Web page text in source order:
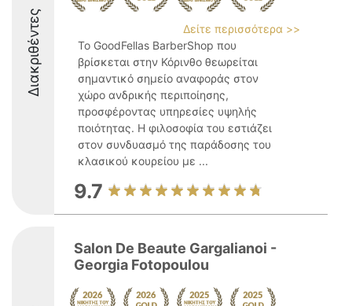
Διακριθέντες
Δείτε περισσότερα >>
Το GoodFellas BarberShop που
βρίσκεται στην Κόρινθο θεωρείται
σημαντικό σημείο αναφοράς στον
χώρο ανδρικής περιποίησης,
προσφέροντας υπηρεσίες υψηλής
ποιότητας. Η φιλοσοφία του εστιάζει
στον συνδυασμό της παράδοσης του
κλασικού κουρείου με ...
9.7
Salon De Beaute Gargalianoi -
Georgia Fotopoulou